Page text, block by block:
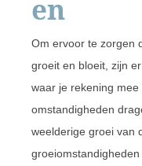
en
Om ervoor te zorgen
groeit en bloeit, zijn
waar je rekening
omstandigheden
weelderige groei van